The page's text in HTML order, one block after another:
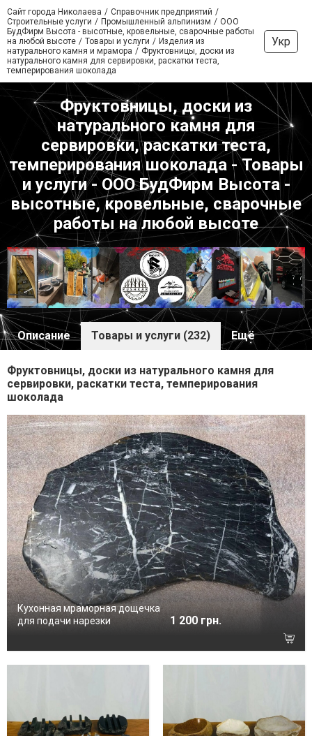
Сайт города Николаева
Справочник предприятий
Строительные услуги
Промышленный альпинизм
ООО
БудФирм Высота - высотные, кровельные, сварочные работы
на любой высоте
Товары и услуги
Изделия из
натурального камня и мрамора
Фруктовницы, доски из
натурального камня для сервировки, раскатки теста,
темперирования шоколада
Укр
Фруктовницы, доски из
натурального камня для
сервировки, раскатки теста,
темперирования шоколада - Товары
и услуги - ООО БудФирм Высота -
высотные, кровельные, сварочные
работы на любой высоте
Описание Товары и услуги (232) Ещё
Фруктовницы, доски из натурального камня для
сервировки, раскатки теста, темперирования
шоколада
Кухонная мраморная дощечка
для подачи нарезки
1 200 грн.